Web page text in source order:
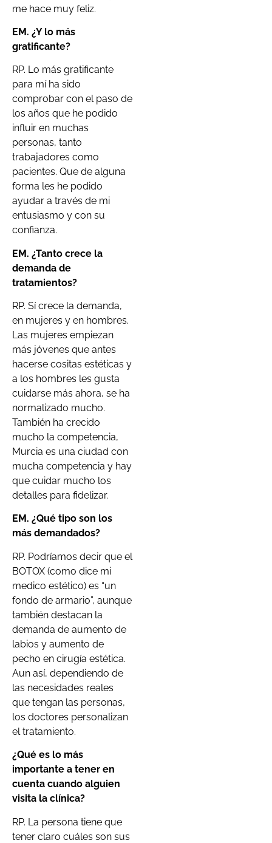
me hace muy feliz.
EM. ¿Y lo más
gratificante?
RP. Lo más gratificante
para mí ha sido
comprobar con el paso de
los años que he podido
influir en muchas
personas, tanto
trabajadores como
pacientes. Que de alguna
forma les he podido
ayudar a través de mi
entusiasmo y con su
confianza.
EM. ¿Tanto crece la
demanda de
tratamientos?
RP. Sí crece la demanda,
en mujeres y en hombres.
Las mujeres empiezan
más jóvenes que antes
hacerse cositas estéticas y
a los hombres les gusta
cuidarse más ahora, se ha
normalizado mucho.
También ha crecido
mucho la competencia,
Murcia es una ciudad con
mucha competencia y hay
que cuidar mucho los
detalles para fidelizar.
EM. ¿Qué tipo son los
más demandados?
RP. Podríamos decir que el
BOTOX (como dice mi
medico estético) es “un
fondo de armario”, aunque
también destacan la
demanda de aumento de
labios y aumento de
pecho en cirugía estética.
Aun así, dependiendo de
las necesidades reales
que tengan las personas,
los doctores personalizan
el tratamiento.
¿Qué es lo más
importante a tener en
cuenta cuando alguien
visita la clínica?
RP. La persona tiene que
tener claro cuáles son sus